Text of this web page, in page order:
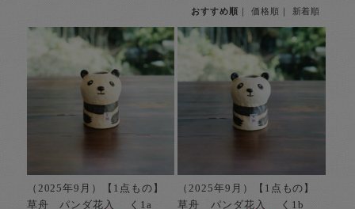
おすすめ順 価格順 新着順
（2025年9月）【1点もの】
草舟 パンダ花入 く1a
（2025年9月）【1点もの】
草舟 パンダ花入 く1b